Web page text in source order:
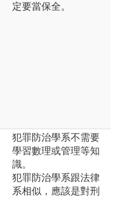
定要當保全。
犯罪防治學系不需要
學習數理或管理等知
識。
犯罪防治學系跟法律
系相似，應該是對刑